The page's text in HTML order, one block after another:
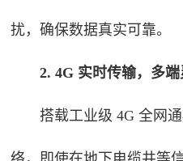
扰，确保数据真实可靠。
2. 4G 实时传输，多端
搭载工业级 4G 全网